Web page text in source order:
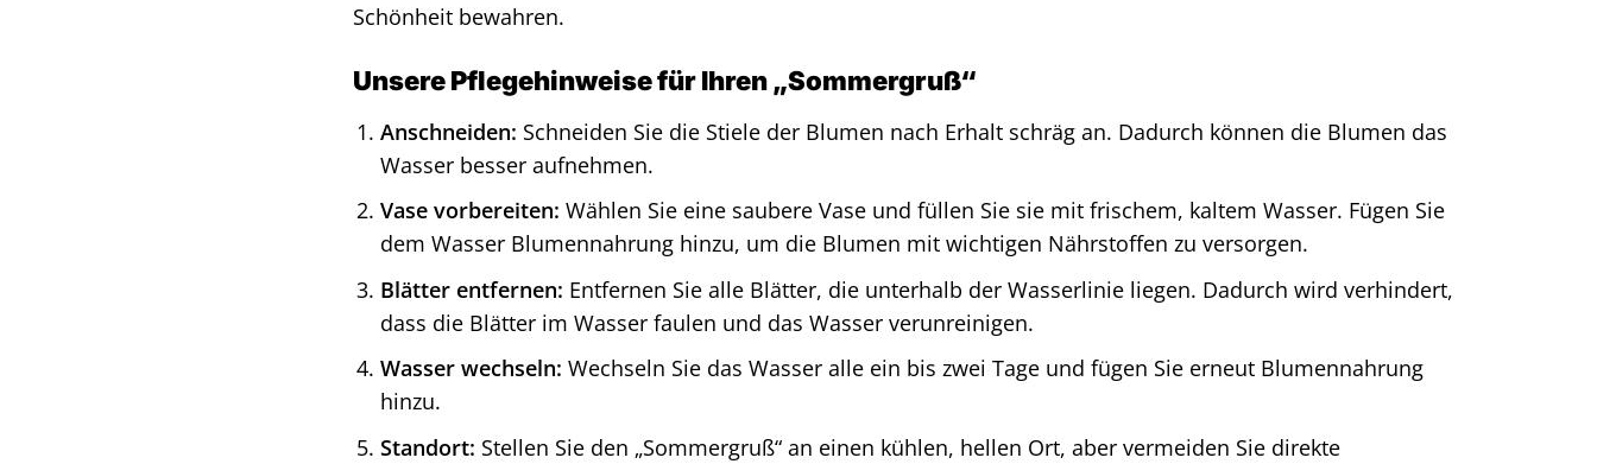
Schönheit bewahren.
Unsere Pflegehinweise für Ihren „Sommergruß“
Anschneiden: Schneiden Sie die Stiele der Blumen nach Erhalt schräg an. Dadurch können die Blumen das
Wasser besser aufnehmen.
Vase vorbereiten: Wählen Sie eine saubere Vase und füllen Sie sie mit frischem, kaltem Wasser. Fügen Sie
dem Wasser Blumennahrung hinzu, um die Blumen mit wichtigen Nährstoffen zu versorgen.
Blätter entfernen: Entfernen Sie alle Blätter, die unterhalb der Wasserlinie liegen. Dadurch wird verhindert,
dass die Blätter im Wasser faulen und das Wasser verunreinigen.
Wasser wechseln: Wechseln Sie das Wasser alle ein bis zwei Tage und fügen Sie erneut Blumennahrung
hinzu.
Standort: Stellen Sie den „Sommergruß“ an einen kühlen, hellen Ort, aber vermeiden Sie direkte